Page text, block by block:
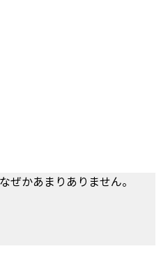
ぜかあまりありません。